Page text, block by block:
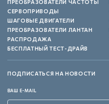
ПРЕОБРАЗОВАТЕЛИ ЧАСТОТЫ
СЕРВОПРИВОДЫ
ШАГОВЫЕ ДВИГАТЕЛИ
ПРЕОБРАЗОВАТЕЛИ ЛАНТАН
РАСПРОДАЖА
БЕСПЛАТНЫЙ ТЕСТ-ДРАЙВ
ПОДПИСАТЬСЯ НА НОВОСТИ
ВАШ E-MAIL